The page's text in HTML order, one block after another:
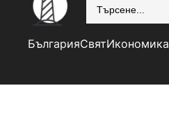
БългарияСвятИкономика